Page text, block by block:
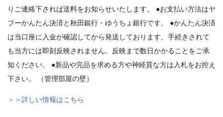
りご連絡下されば送料をお知らせいたします。 ●お支払い方法はヤ
フーかんたん決済と秋田銀行・ゆうちょ銀行です。 ●かんたん決済
は当口座に入金が確認してから発送しております。手続きされて
も当方には即刻反映されません。反映まで数日かかることをご承
知ください。 ●新品や完品を求める方や神経質な方は入札をお控え
下さい。 （管理部屋の壁）
＞＞詳しい情報はこちら